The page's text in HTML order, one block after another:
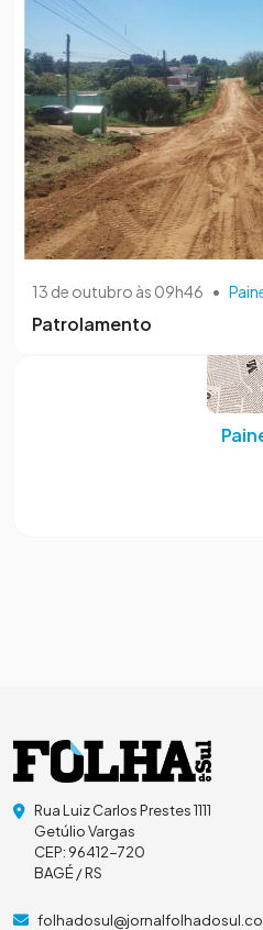
13 de outubro às 09h46 •
Patrolamento
Rua Luiz Carlos Prestes 1111
Getúlio Vargas
CEP: 96412-720
BAGÉ / RS